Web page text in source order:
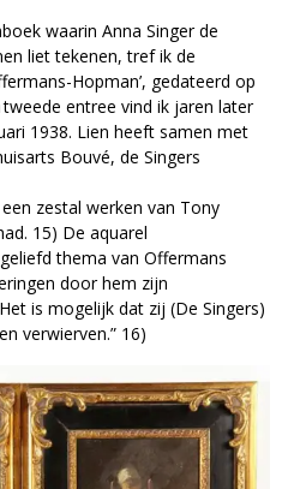
waarin Anna Singer de
liet tekenen, tref ik de
Hopman’, gedateerd op
entree vind ik jaren later
1938. Lien heeft samen met
Bouvé, de Singers
zestal werken van Tony
15) De aquarel
thema van Offermans
door hem zijn
is mogelijk dat zij (De Singers)
verwierven.” 16)